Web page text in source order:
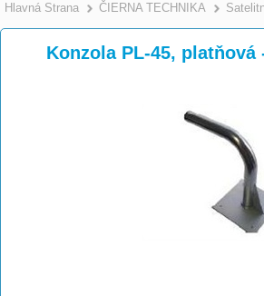
Hlavná Strana >
ČIERNA TECHNIKA
Konzola PL-45, platňová